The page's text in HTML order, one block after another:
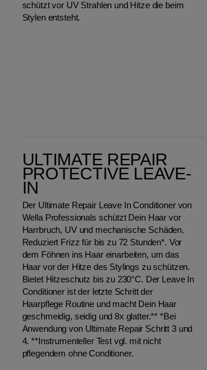
schützt vor UV Strahlen und Hitze die beim
Stylen entsteht.
ULTIMATE REPAIR
PROTECTIVE LEAVE-
IN
Der Ultimate Repair Leave In Conditioner von
Wella Professionals schützt Dein Haar vor
Harrbruch, UV und mechanische Schäden.
Reduziert Frizz für bis zu 72 Stunden*. Vor
dem Föhnen ins Haar einarbeiten, um das
Haar vor der Hitze des Stylings zu schützen.
Bietet Hitzeschutz bis zu 230°C. Der Leave In
Conditioner ist der letzte Schritt der
Haarpflege Routine und macht Dein Haar
geschmeidig, seidig und 8x glatter.** *Bei
Anwendung von Ultimate Repair Schritt 3 und
4. **Instrumenteller Test vgl. mit nicht
pflegendem ohne Conditioner.